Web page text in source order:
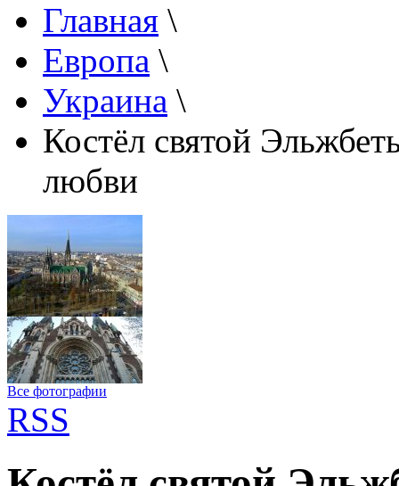
Главная \
Европа \
Украина \
Костёл святой
любви
Все фотографии
RSS